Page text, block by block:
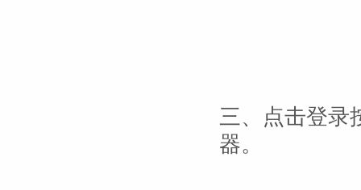
三、点击登录
器。